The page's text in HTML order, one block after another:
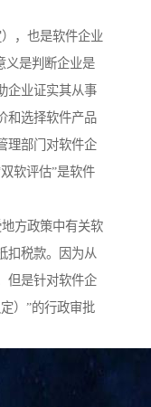
，也是软件企业
义是判断企业是
企业证实其从事
和选择软件产品
理部门对软件企
软评估”是软件
方政策中有关软
扣税款。因为从
但是针对软件企
）”的行政审批